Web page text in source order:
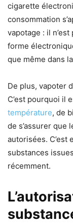
cigarette
consommation
vapotage : il
forme
que même dans
De plus, vapoter
C’est pourquoi il
température, de
de s’assurer que
autorisées.
substances
récemment.